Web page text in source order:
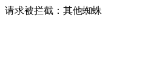
请求被拦截：其他蜘蛛